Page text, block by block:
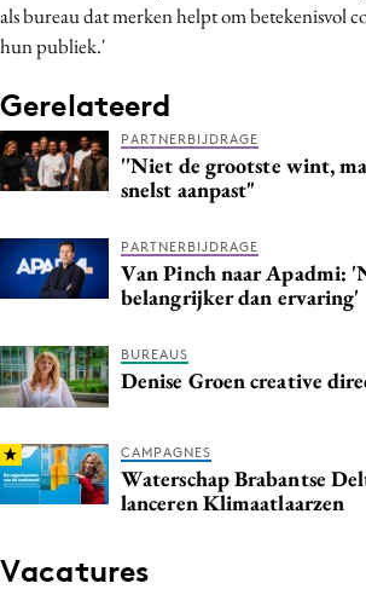
Reputatie & crisis
als bureau dat merken helpt om betekenisvol
hun publiek.'
Gerelateerd
PARTNERBIJDRAGE
''Niet de grootste wint,
snelst aanpast"
PARTNERBIJDRAGE
Van Pinch naar Apadmi:
belangrijker dan ervaring'
BUREAUS
Denise Groen creative
CAMPAGNES
Waterschap Brabantse
lanceren Klimaatlaarzen
Vacatures